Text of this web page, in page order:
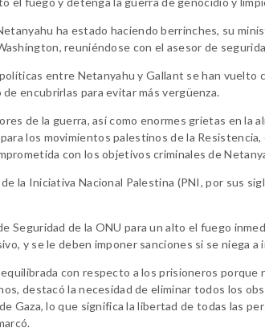
ha estado haciendo berrinches, su
reuniéndose con el asesor de
entre Netanyahu y Gallant se han vuelto
encubrirlas para evitar más vergüenza.
de la guerra, así como enormes grietas en la
los movimientos palestinos de la
con los objetivos criminales de
la Iniciativa Nacional Palestina (PNI, por sus
Seguridad de la ONU para un alto el fuego
y se le deben imponer sanciones si se niega a
con respecto a los prisioneros
destacó la necesidad de eliminar todos los
Gaza, lo que significa la libertad de todas las